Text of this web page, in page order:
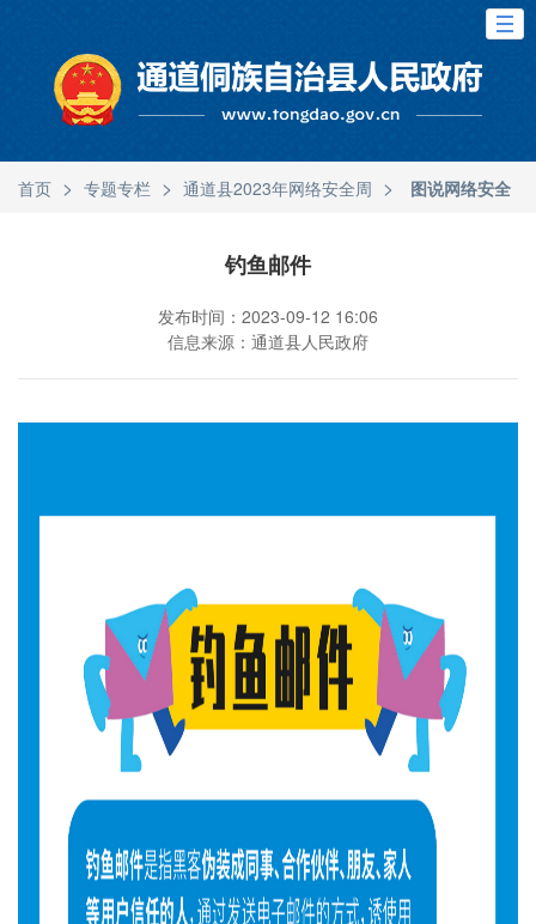
首页 > 专题专栏 > 通道县2023年网络安全周 > 图说网络安全
钓鱼邮件
发布时间：2023-09-12 16:06
信息来源：通道县人民政府